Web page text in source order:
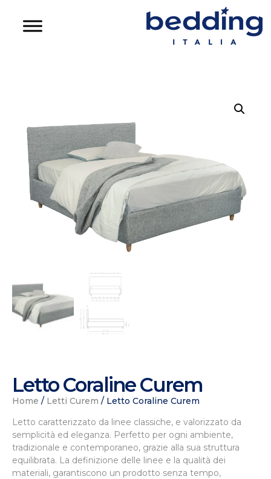
Letto Coraline Curem
Home / Letti Curem / Letto Coraline Curem
Letto caratterizzato da linee classiche, e valorizzato da
semplicità ed eleganza. Perfetto per ogni ambiente,
tradizionale e contemporaneo, grazie alla sua struttura
equilibrata. La definizione delle linee e la qualità dei
materiali, garantiscono un prodotto senza tempo,